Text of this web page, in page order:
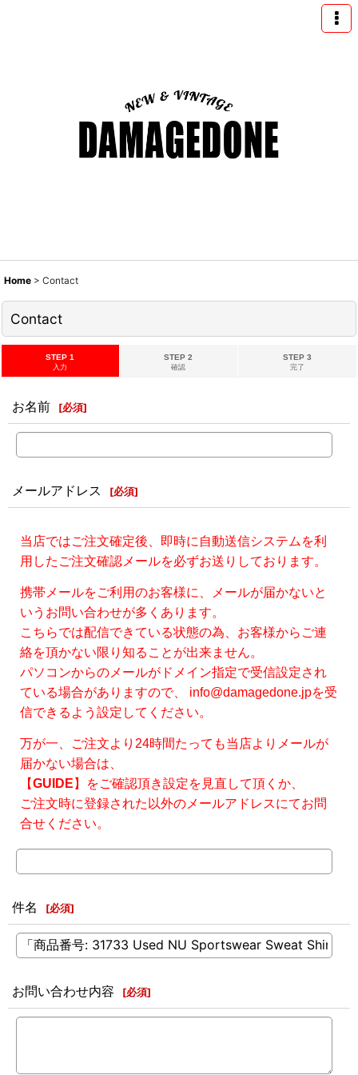
Home > Contact
Contact
STEP 1
入力
STEP 2
確認
STEP 3
完了
お名前 [必須]
メールアドレス [必須]
当店ではご注文確定後、即時に自動送信システムを利
用したご注文確認メールを必ずお送りしております。
携帯メールをご利用のお客様に、メールが届かないと
いうお問い合わせが多くあります。
こちらでは配信できている状態の為、お客様からご連
絡を頂かない限り知ることが出来ません。
パソコンからのメールがドメイン指定で受信設定され
ている場合がありますので、 info@damagedone.jpを受
信できるよう設定してください。
万が一、ご注文より24時間たっても当店よりメールが
届かない場合は、
【GUIDE 】をご確認頂き設定を見直して頂くか、
ご注文時に登録された以外のメールアドレスにてお問
合せください。
件名 [必須]
お問い合わせ内容 [必須]